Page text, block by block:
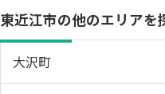
東近江市の他のエリアを
大沢町